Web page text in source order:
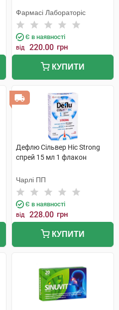
Фармасі Лабораторіс
Є в наявності
від 220.00 грн
КУПИТИ
Дефлю Сільвер Ніс Strong
спрей 15 мл 1 флакон
Чарлі ПП
Є в наявності
від 228.00 грн
КУПИТИ